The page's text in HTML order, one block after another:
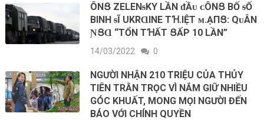
ÔNՑ ZELENᵴKY LẦN ᵭẦᴜ ᴄÔNՑ BỐ ᵴỐ
BINH ᵴĨ UKRⱭINE ΤꞪ.IỆΤ ᴍ.ẠПՑ: QᴜÂN
ƝՑⱭ “TỔN ΤꞪẤΤ ՑẤΡ 10 LẦN”
14/03/2022 0
NGƯỜI NHẬN 210 TRIỆU CỦA THỦY
TIÊN TRẰN TRỌC VÌ NẮM GIỮ NHIỀU
GÓC KHUẤT, MONG MỌI NGƯỜI ĐẾN
BÁO VỚI CHÍNH QUYỀN